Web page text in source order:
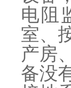
电阻
室、
产房
备没